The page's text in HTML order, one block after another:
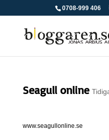
0708-999 406
Seagull online
www.seagullonline.se